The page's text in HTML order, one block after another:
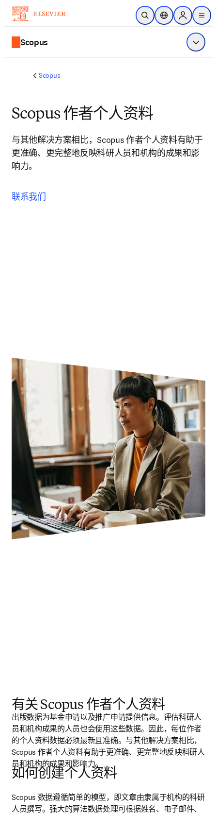
跳转到主内容
开放搜索位置选择器Sign in to
menu
Scopus 显示菜
Scopus
Scopus 作者个人资料
与其他解决方案相比，Scopus 作者个人资料有助于
更准确、更完整地反映科研人员和机构的成果和影
响力。
联系我们
有关 Scopus 作者个人资料
出版数据为基金申请以及推广申请提供信息。评估科研人
员和机构成果的人员也会使用这些数据。因此，每位作者
的个人资料数据必须最新且准确。与其他解决方案相比，
Scopus 作者个人资料有助于更准确、更完整地反映科研人
员和机构的成果和影响力。
如何创建个人资料
Scopus 数据遵循简单的模型，即文章由隶属于机构的科研
人员撰写。强大的算法数据处理可根据姓名、电子邮件、